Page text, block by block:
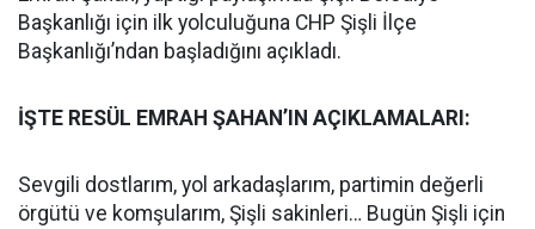
Başkanlığı için ilk yolculuğuna CHP Şişli İlçe
Başkanlığı’ndan başladığını açıkladı.
İŞTE RESÜL EMRAH ŞAHAN’IN AÇIKLAMALARI:
Sevgili dostlarım, yol arkadaşlarım, partimin değerli
örgütü ve komşularım, Şişli sakinleri… Bugün Şişli için